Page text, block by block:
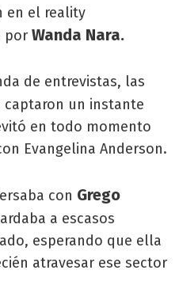
en el reality
por Wanda Nara.
de entrevistas, las
captaron un instante
en todo momento
Evangelina Anderson.
con Grego
a escasos
esperando que ella
atravesar ese sector